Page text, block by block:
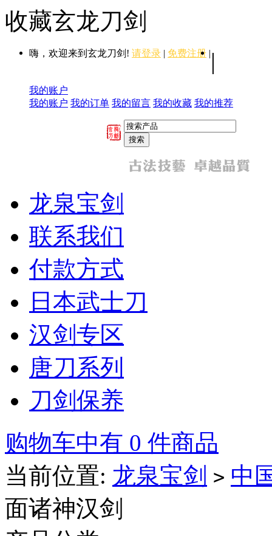
收藏玄龙刀剑
嗨，欢迎来到玄龙刀剑! 请登录 | 免费注册 | |
我的账户
我的账户 我的订单 我的留言 我的收藏 我的推荐
龙泉宝剑
联系我们
付款方式
日本武士刀
汉剑专区
唐刀系列
刀剑保养
购物车中有 0 件商品
当前位置: 龙泉宝剑 > 中
面诸神汉剑